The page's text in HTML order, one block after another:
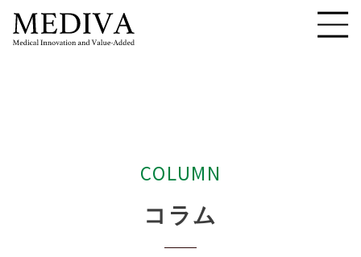
COLUMN
コ ラム